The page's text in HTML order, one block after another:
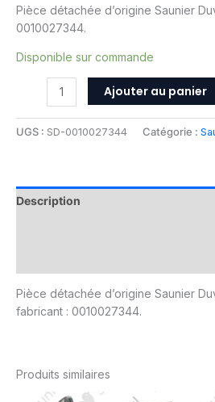
Pièce détachée d’origine Saunier
0010027344.
Disponible sur commande
Ajouter au panier
UGS : SD-0010027344 Catégorie :
Description
Pièce détachée d’origine Saunier
fabricant : 0010027344.
Produits similaires